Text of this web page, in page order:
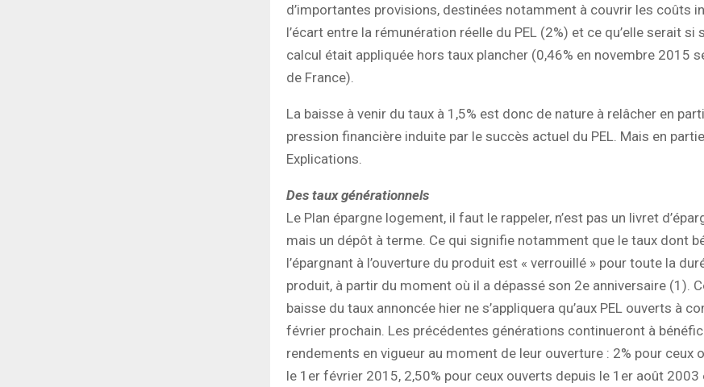
d’importantes provisions, destinées notamment à couvrir les coûts
l’écart entre la rémunération réelle du PEL (2%) et ce qu’elle serait si
calcul était appliquée hors taux plancher (0,46% en novembre 2015
de France).
La baisse à venir du taux à 1,5% est donc de nature à relâcher en
pression financière induite par le succès actuel du PEL. Mais en
Explications.
Des taux générationnels
Le Plan épargne logement, il faut le rappeler, n’est pas un livret
mais un dépôt à terme. Ce qui signifie notamment que le taux dont
l’épargnant à l’ouverture du produit est « verrouillé » pour toute la
produit, à partir du moment où il a dépassé son 2e anniversaire (1).
baisse du taux annoncée hier ne s’appliquera qu’aux PEL ouverts à
février prochain. Les précédentes générations continueront à
rendements en vigueur au moment de leur ouverture : 2% pour ceux
le 1er février 2015, 2,50% pour ceux ouverts depuis le 1er août 2003